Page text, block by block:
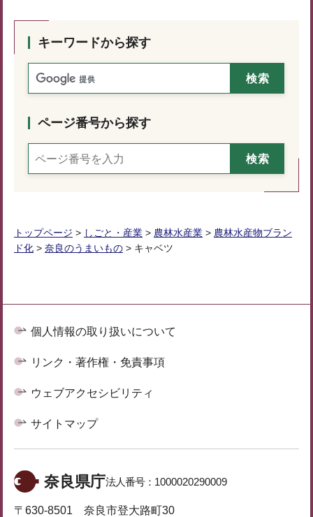
キーワードから探す
ページ番号から探す
トップページ > しごと・産業 > 農林水産業 > 農林水産物ブラン
ド化 > 奈良のうまいもの > キャベツ
個人情報の取り扱いについて
リンク・著作権・免責事項
ウェブアクセシビリティ
サイトマップ
奈良県庁法人番号： 1000020290009
〒630-8501 奈良市登大路町30